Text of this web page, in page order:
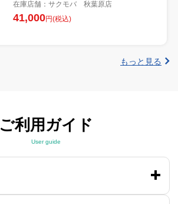
在庫店舗：サクモバ 秋葉原店
41,000円(税込)
もっと見る
ご利用ガイド
User guide